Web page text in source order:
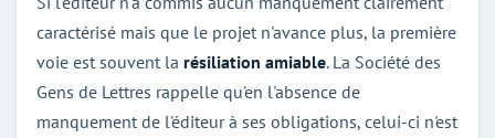
caractérisé mais que le projet n'avance plus, la première
voie est souvent la résiliation amiable. La Société des
Gens de Lettres rappelle qu'en l'absence de
manquement de l'éditeur à ses obligations, celui-ci n'est